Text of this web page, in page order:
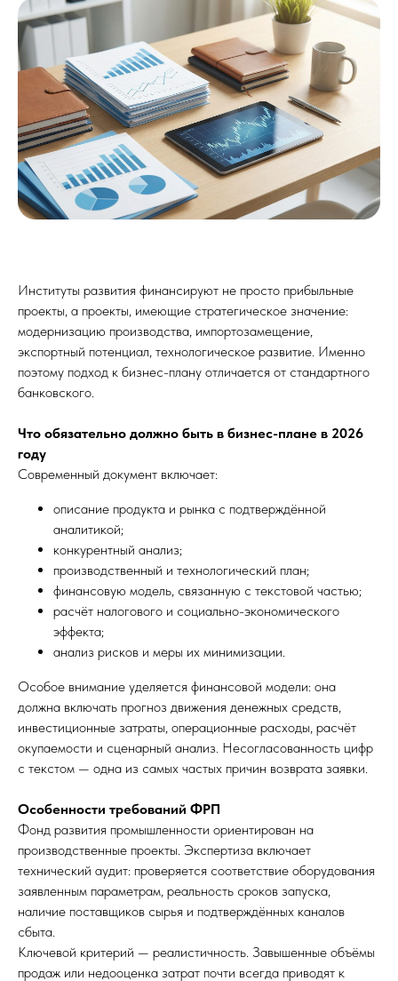
Институты развития финансируют не просто прибыльные
проекты, а проекты, имеющие стратегическое значение:
модернизацию производства, импортозамещение,
экспортный потенциал, технологическое развитие. Именно
поэтому подход к бизнес-плану отличается от стандартного
банковского.
Что обязательно должно быть в бизнес-плане в 2026
году
Современный документ включает:
описание продукта и рынка с подтверждённой
аналитикой;
конкурентный анализ;
производственный и технологический план;
финансовую модель, связанную с текстовой частью;
расчёт налогового и социально-экономического
эффекта;
анализ рисков и меры их минимизации.
Особое внимание уделяется финансовой модели: она
должна включать прогноз движения денежных средств,
инвестиционные затраты, операционные расходы, расчёт
окупаемости и сценарный анализ. Несогласованность цифр
с текстом — одна из самых частых причин возврата заявки.
Особенности требований ФРП
Фонд развития промышленности ориентирован на
производственные проекты. Экспертиза включает
технический аудит: проверяется соответствие оборудования
заявленным параметрам, реальность сроков запуска,
наличие поставщиков сырья и подтверждённых каналов
сбыта.
Ключевой критерий — реалистичность. Завышенные объёмы
продаж или недооценка затрат почти всегда приводят к